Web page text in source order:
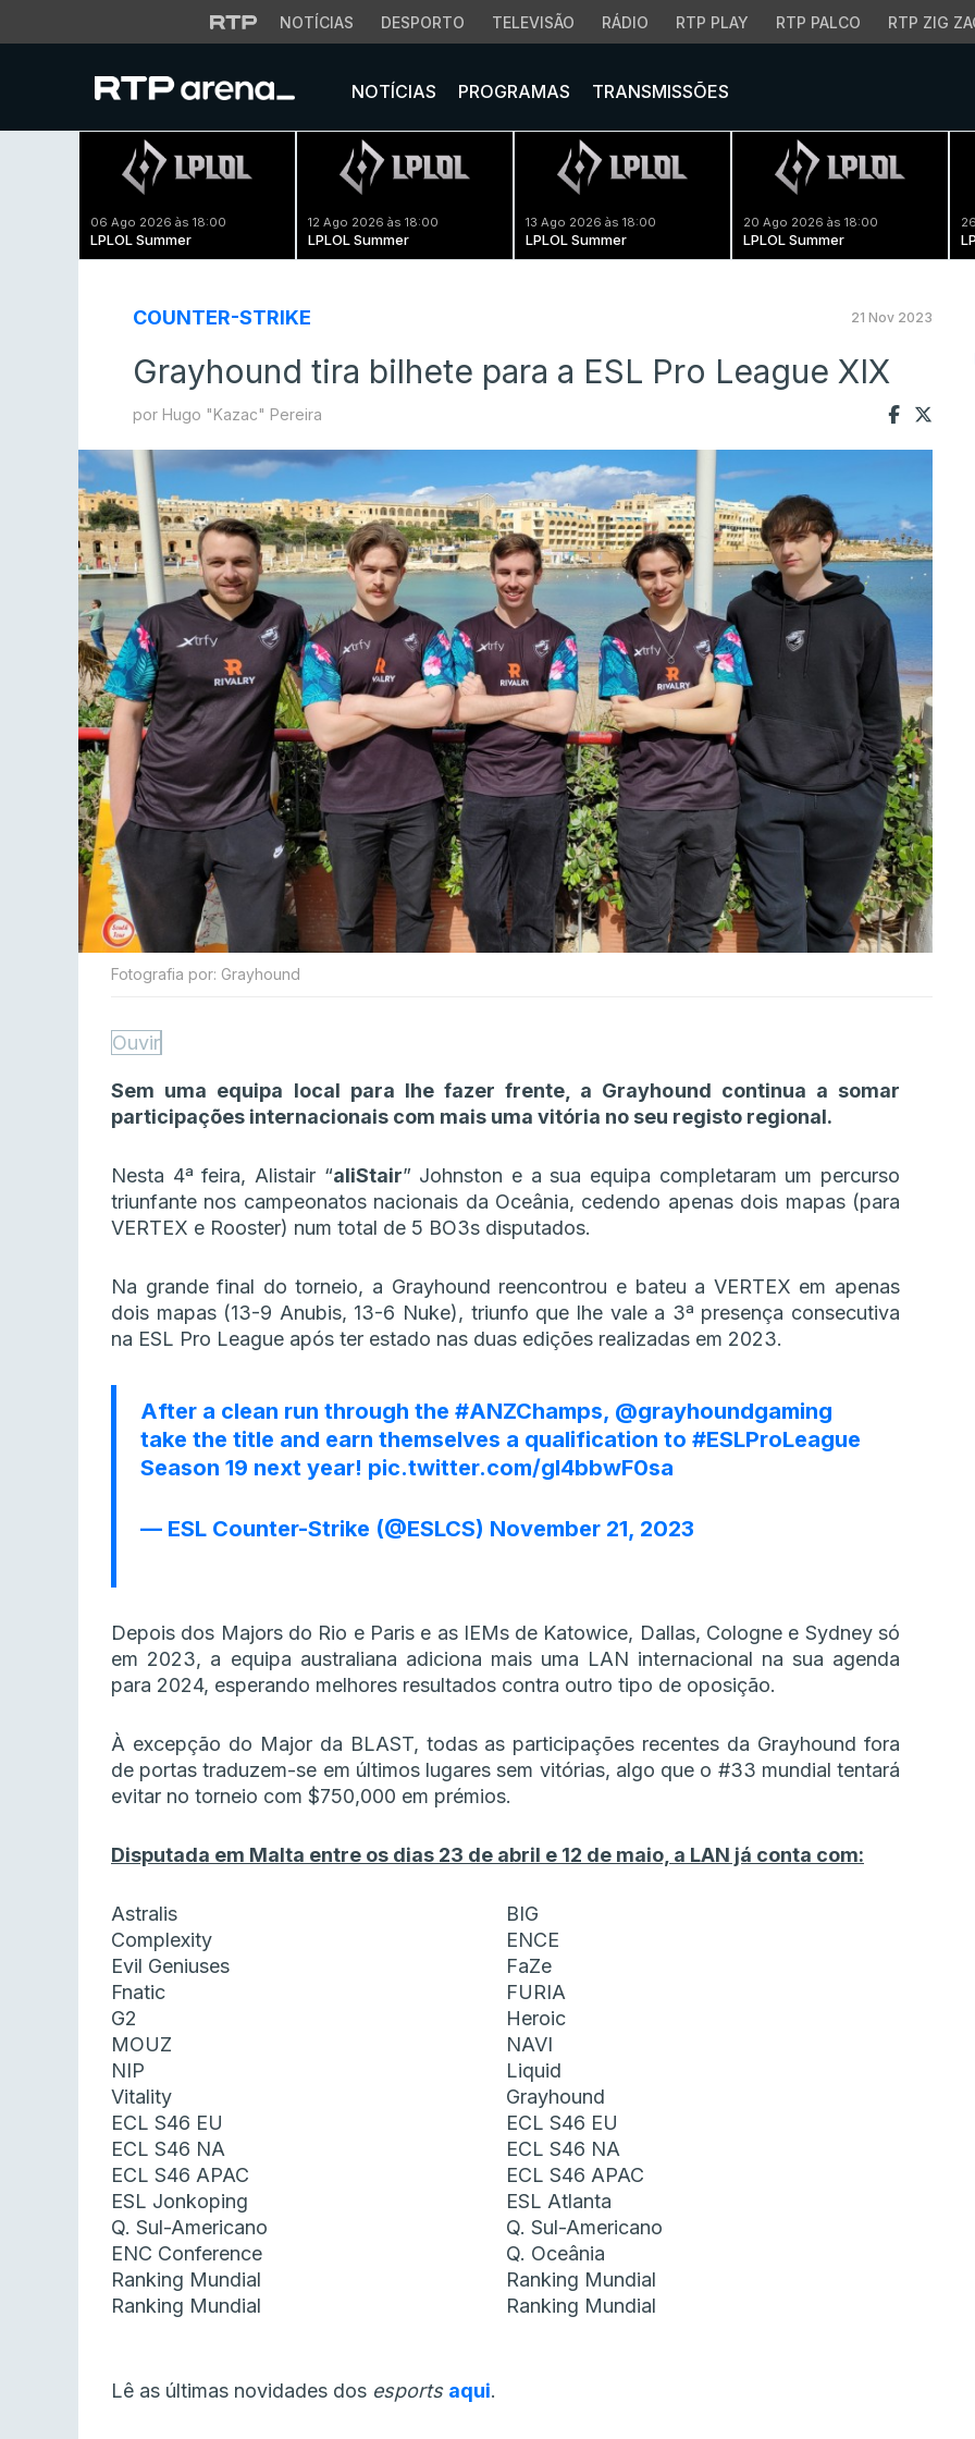
NOTÍCIAS DESPORTO TELEVISÃO RÁDIO RTP PLAY RTP PALCO RTP ZIG
NOTÍCIAS PROGRAMAS TRANSMISSÕES
06 Ago 2026 às 18:00
LPLOL Summer
12 Ago 2026 às 18:00
LPLOL Summer
13 Ago 2026 às 18:00
LPLOL Summer
20 Ago 2026 às 18:00
LPLOL Summer
COUNTER-STRIKE 21 Nov 2023
Grayhound tira bilhete para a ESL Pro League XIX
por Hugo "Kazac" Pereira
Fotografia por: Grayhound
Ouvir
Sem uma equipa local para lhe fazer frente, a Grayhound continua a somar
participações internacionais com mais uma vitória no seu registo regional.
Nesta 4ª feira, Alistair “aliStair” Johnston e a sua equipa completaram um percurso
triunfante nos campeonatos nacionais da Oceânia, cedendo apenas dois mapas (para
VERTEX e Rooster) num total de 5 BO3s disputados.
Na grande final do torneio, a Grayhound reencontrou e bateu a VERTEX em apenas
dois mapas (13-9 Anubis, 13-6 Nuke), triunfo que lhe vale a 3ª presença consecutiva
na ESL Pro League após ter estado nas duas edições realizadas em 2023.
After a clean run through the #ANZChamps, @grayhoundgaming
take the title and earn themselves a qualification to #ESLProLeague
Season 19 next year! pic.twitter.com/gI4bbwF0sa
— ESL Counter-Strike (@ESLCS) November 21, 2023
Depois dos Majors do Rio e Paris e as IEMs de Katowice, Dallas, Cologne e Sydney só
em 2023, a equipa australiana adiciona mais uma LAN internacional na sua agenda
para 2024, esperando melhores resultados contra outro tipo de oposição.
À excepção do Major da BLAST, todas as participações recentes da Grayhound fora
de portas traduzem-se em últimos lugares sem vitórias, algo que o #33 mundial tentará
evitar no torneio com $750,000 em prémios.
Disputada em Malta entre os dias 23 de abril e 12 de maio, a LAN já conta com:
Astralis
BIG
Complexity
ENCE
Evil Geniuses
FaZe
Fnatic
FURIA
G2
Heroic
MOUZ
NAVI
NIP
Liquid
Vitality
Grayhound
ECL S46 EU
ECL S46 EU
ECL S46 NA
ECL S46 NA
ECL S46 APAC
ECL S46 APAC
ESL Jonkoping
ESL Atlanta
Q. Sul-Americano
Q. Sul-Americano
ENC Conference
Q. Oceânia
Ranking Mundial
Ranking Mundial
Ranking Mundial
Ranking Mundial
Lê as últimas novidades dos esports aqui.